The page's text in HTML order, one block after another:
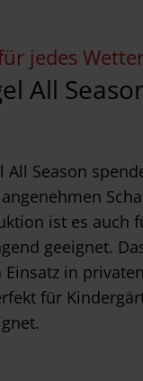
jedes
All
All Season
ist es auch
geeignet.
in
für